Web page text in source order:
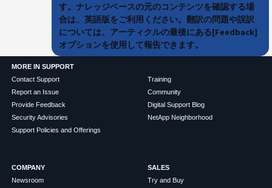
す。ナレッジベースの元のコンテンツを確認する場
合は、英語版をご利用ください。翻訳の問題や誤訳
については、アーティクルの最後にある[Feedback]
オプションを使用して報告できます。
MORE IN SUPPORT
Contact Support
Report an Issue
Provide Feedback
Security Advisories
Support Policies and Offerings
Training
Community
Digital Support Blog
NetApp Neighborhood
COMPANY
Newsroom
SALES
Try and Buy